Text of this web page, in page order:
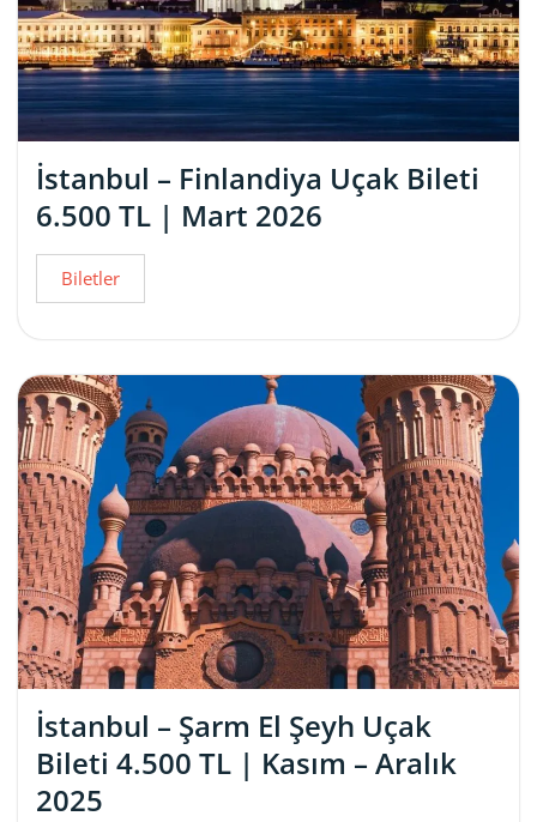
İstanbul – Finlandiya Uçak Bileti
6.500 TL | Mart 2026
Biletler
İstanbul – Şarm El Şeyh Uçak
Bileti 4.500 TL | Kasım – Aralık
2025